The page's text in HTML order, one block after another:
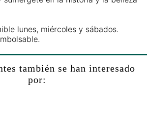
lunes, miércoles y sábados.
también se han interesado
por: